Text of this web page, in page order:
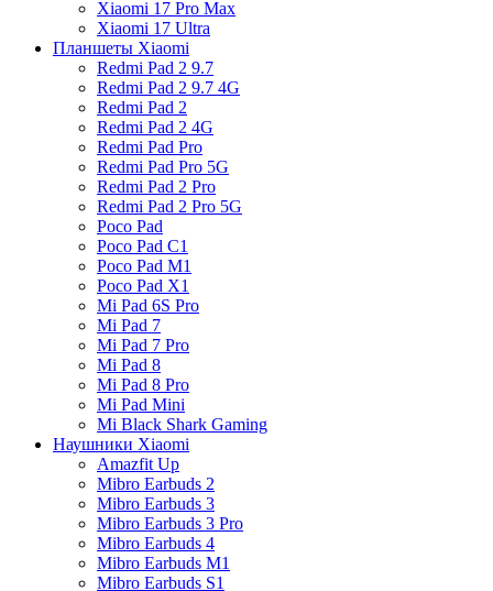
Xiaomi 17 Pro Max
Xiaomi 17 Ultra
Планшеты Xiaomi
Redmi Pad 2 9.7
Redmi Pad 2 9.7 4G
Redmi Pad 2
Redmi Pad 2 4G
Redmi Pad Pro
Redmi Pad Pro 5G
Redmi Pad 2 Pro
Redmi Pad 2 Pro 5G
Poco Pad
Poco Pad C1
Poco Pad M1
Poco Pad X1
Mi Pad 6S Pro
Mi Pad 7
Mi Pad 7 Pro
Mi Pad 8
Mi Pad 8 Pro
Mi Pad Mini
Mi Black Shark Gaming
Наушники Xiaomi
Amazfit Up
Mibro Earbuds 2
Mibro Earbuds 3
Mibro Earbuds 3 Pro
Mibro Earbuds 4
Mibro Earbuds M1
Mibro Earbuds S1